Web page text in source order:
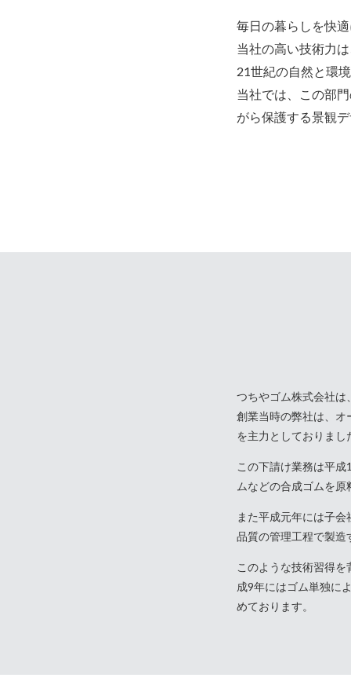
毎日の暮らしを快
当社の高い技術力
21世紀の自然と環
当社では、この部
がら保護する景観
つちやゴム株式会社
創業当時の弊社は、オ
を主力としておりまし
この下請け業務は平
ムなどの合成ゴムを
また平成元年には子
品質の管理工程で製造
このような技術習得
成9年にはゴム単独に
めております。